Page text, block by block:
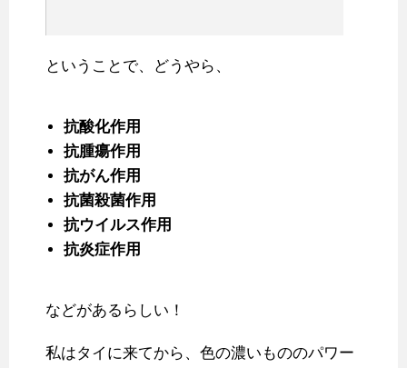
ということで、どうやら、
抗酸化作用
抗腫瘍作用
抗がん作用
抗菌殺菌作用
抗ウイルス作用
抗炎症作用
などがあるらしい！
私はタイに来てから、色の濃いもののパワー